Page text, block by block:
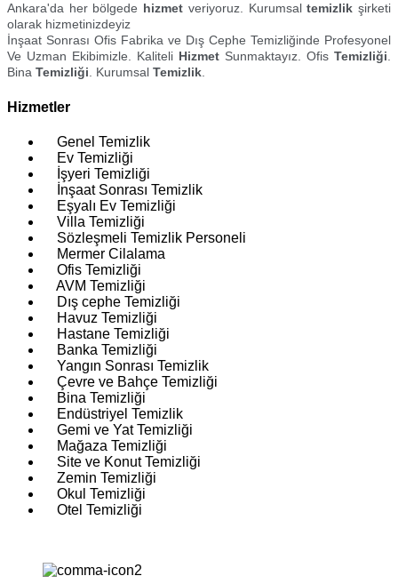
Ankara'da her bölgede hizmet veriyoruz. Kurumsaltemizlik şirketi
olarak hizmetinizdeyiz
İnşaat Sonrası Ofis Fabrika ve Dış Cephe Temizliğinde Profesyonel
Ve Uzman Ekibimizle. Kaliteli Hizmet Sunmaktayız. Ofis Temizliği.
Bina Temizliği. Kurumsal Temizlik.
Hizmetler
Genel Temizlik
Ev Temizliği
İşyeri Temizliği
İnşaat Sonrası Temizlik
Eşyalı Ev Temizliği
Villa Temizliği
Sözleşmeli Temizlik Personeli
Mermer Cilalama
Ofis Temizliği
AVM Temizliği
Dış cephe Temizliği
Havuz Temizliği
Hastane Temizliği
Banka Temizliği
Yangın Sonrası Temizlik
Çevre ve Bahçe Temizliği
Bina Temizliği
Endüstriyel Temizlik
Gemi ve Yat Temizliği
Mağaza Temizliği
Site ve Konut Temizliği
Zemin Temizliği
Okul Temizliği
Otel Temizliği